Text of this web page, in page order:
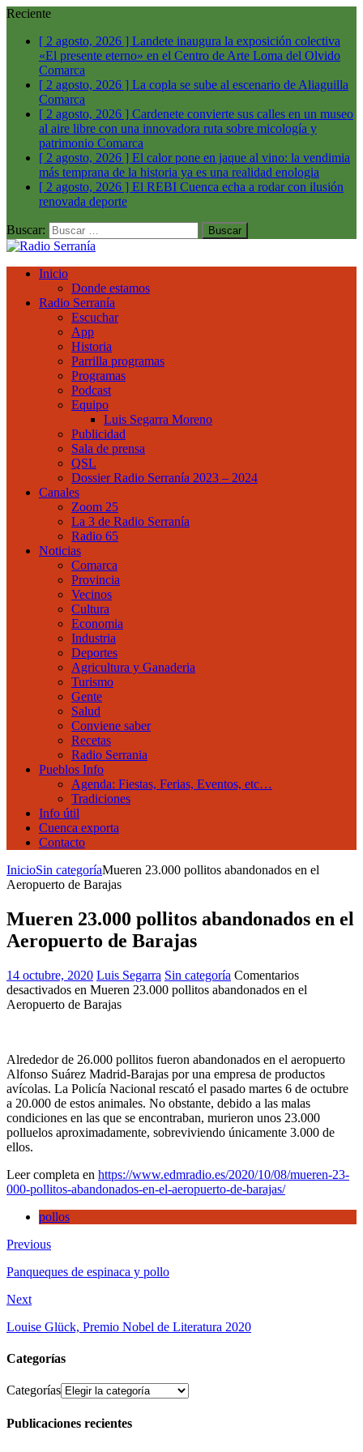
Reciente
[ 2 agosto, 2026 ] Landete inaugura la exposición colectiva
«El presente eterno» en el Centro de Arte Loma del Olvido
Comarca
[ 2 agosto, 2026 ] La copla se sube al escenario de Aliaguilla
Comarca
[ 2 agosto, 2026 ] Cardenete convierte sus calles en un museo
al aire libre con una innovadora ruta sobre micología y
patrimonio Comarca
[ 2 agosto, 2026 ] El calor pone en jaque al vino: la vendimia
más temprana de la historia ya es una realidad enologia
[ 2 agosto, 2026 ] El REBI Cuenca echa a rodar con ilusión
renovada deporte
Buscar:
Inicio
Donde estamos
Radio Serranía
Escuchar
App
Historia
Parrilla programas
Programas
Podcast
Equipo
Luis Segarra Moreno
Publicidad
Sala de prensa
QSL
Dossier Radio Serranía 2023 – 2024
Canales
Zoom 25
La 3 de Radio Serranía
Radio 65
Noticias
Comarca
Provincia
Vecinos
Cultura
Economia
Industria
Deportes
Agricultura y Ganaderia
Turismo
Gente
Salud
Conviene saber
Recetas
Radio Serrania
Pueblos Info
Agenda: Fiestas, Ferias, Eventos, etc…
Tradiciones
Info útil
Cuenca exporta
Contacto
InicioSin categoríaMueren 23.000 pollitos abandonados en el
Aeropuerto de Barajas
Mueren 23.000 pollitos abandonados en el
Aeropuerto de Barajas
14 octubre, 2020 Luis Segarra Sin categoría Comentarios
desactivados en Mueren 23.000 pollitos abandonados en el
Aeropuerto de Barajas
Alrededor de 26.000 pollitos fueron abandonados en el aeropuerto
Alfonso Suárez Madrid-Barajas por una empresa de productos
avícolas. La Policía Nacional rescató el pasado martes 6 de octubre
a 20.000 de estos animales. No obstante, debido a las malas
condiciones en las que se encontraban, murieron unos 23.000
polluelos aproximadamente, sobreviviendo únicamente 3.000 de
ellos.
Leer completa en https://www.edmradio.es/2020/10/08/mueren-23-
000-pollitos-abandonados-en-el-aeropuerto-de-barajas/
pollos
Previous
Panqueques de espinaca y pollo
Next
Louise Glück, Premio Nobel de Literatura 2020
Categorías
Categorías
Publicaciones recientes